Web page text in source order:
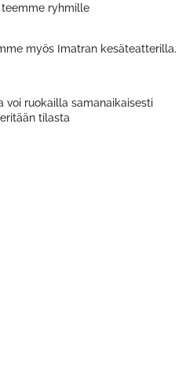
teemme ryhmille
myös Imatran kesäteatterilla.
voi ruokailla samanaikaisesti
tilasta